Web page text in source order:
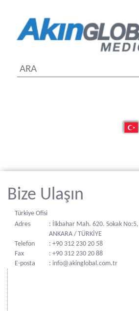
Bize Ulaşın
Türkiye Ofisi
Adres
: İlkbahar Mah. 620. Sokak
ANKARA / TÜRKİYE
Telefon
: +90 312 230 20 58
Fax
: +90 312 230 20 88
E-posta
: info@akinglobal.com.tr